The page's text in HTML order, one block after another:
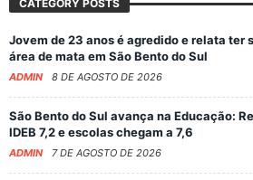
CATEGORY POSTS
Jovem de 23 anos é agredido e relata ter
área de mata em São Bento do Sul
ADMIN 8 DE AGOSTO DE 2026
São Bento do Sul avança na Educação:
IDEB 7,2 e escolas chegam a 7,6
ADMIN 7 DE AGOSTO DE 2026